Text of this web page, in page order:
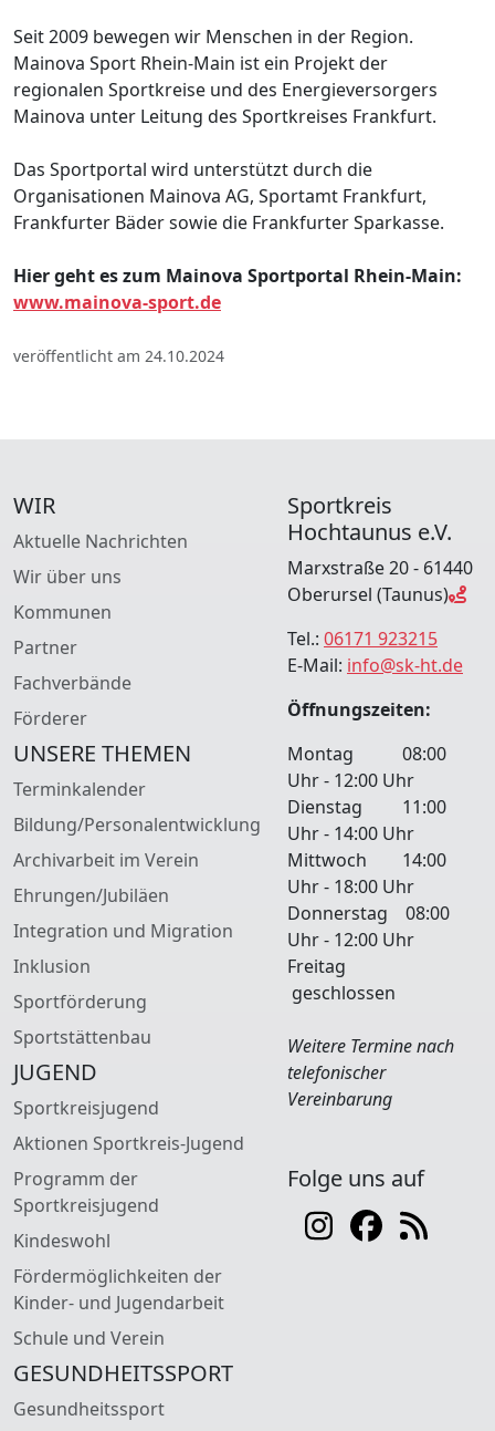
Seit 2009 bewegen wir Menschen in der Region.
Mainova Sport Rhein-Main ist ein Projekt der
regionalen Sportkreise und des Energieversorgers
Mainova unter Leitung des Sportkreises Frankfurt.
Das Sportportal wird unterstützt durch die
Organisationen Mainova AG, Sportamt Frankfurt,
Frankfurter Bäder sowie die Frankfurter Sparkasse.
Hier geht es zum Mainova Sportportal Rhein-Main:
www.mainova-sport.de
veröffentlicht am 24.10.2024
WIR
Aktuelle Nachrichten
Wir über uns
Kommunen
Partner
Fachverbände
Förderer
UNSERE THEMEN
Terminkalender
Bildung/Personalentwicklung
Archivarbeit im Verein
Ehrungen/Jubiläen
Integration und Migration
Inklusion
Sportförderung
Sportstättenbau
JUGEND
Sportkreisjugend
Aktionen Sportkreis-Jugend
Programm der
Sportkreisjugend
Kindeswohl
Fördermöglichkeiten der
Kinder- und Jugendarbeit
Schule und Verein
GESUNDHEITSSPORT
Gesundheitssport
Sportkreis
Hochtaunus e.V.
Marxstraße 20 - 61440
Oberursel (Taunus)
Tel.: 06171 923215
E-Mail: info@sk-ht.de
Öffnungszeiten:
Montag 08:00
Uhr - 12:00 Uhr
Dienstag 11:00
Uhr - 14:00 Uhr
Mittwoch 14:00
Uhr - 18:00 Uhr
Donnerstag 08:00
Uhr - 12:00 Uhr
Freitag
geschlossen
Weitere Termine nach
telefonischer
Vereinbarung
Folge uns auf